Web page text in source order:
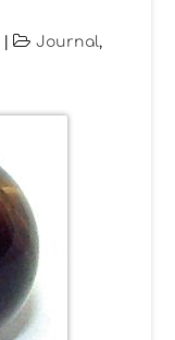
| Journal,